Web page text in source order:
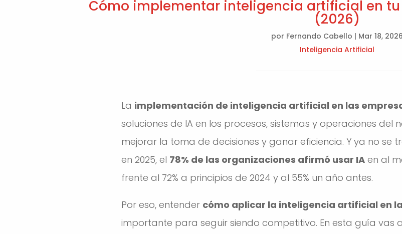
Cómo implementar inteligencia artificial en
(2026)
por Fernando Cabello | Mar 18, 2026
Inteligencia Artificial
La implementación de inteligencia artificial en las
soluciones de IA en los procesos, sistemas y operaciones
mejorar la toma de decisiones y ganar eficiencia. Y ya no se
en 2025, el 78% de las organizaciones afirmó usar IAen al
frente al 72% a principios de 2024 y al 55% un año antes.
Por eso, entender cómo aplicar la inteligencia artificial en
importante para seguir siendo competitivo. En esta guía vas